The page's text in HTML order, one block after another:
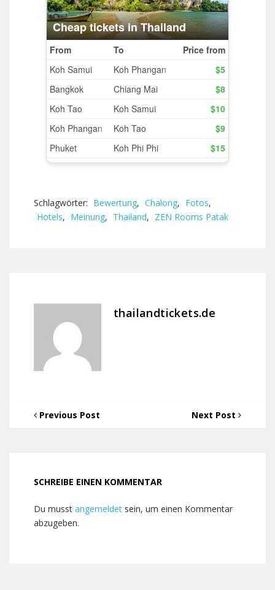
Schlagwörter: Bewertung, Chalong, Fotos,
Hotels, Meinung, Thailand, ZEN Rooms Patak
thailandtickets.de
Previous Post Next Post
SCHREIBE EINEN KOMMENTAR
Du musst angemeldet sein, um einen Kommentar
abzugeben.